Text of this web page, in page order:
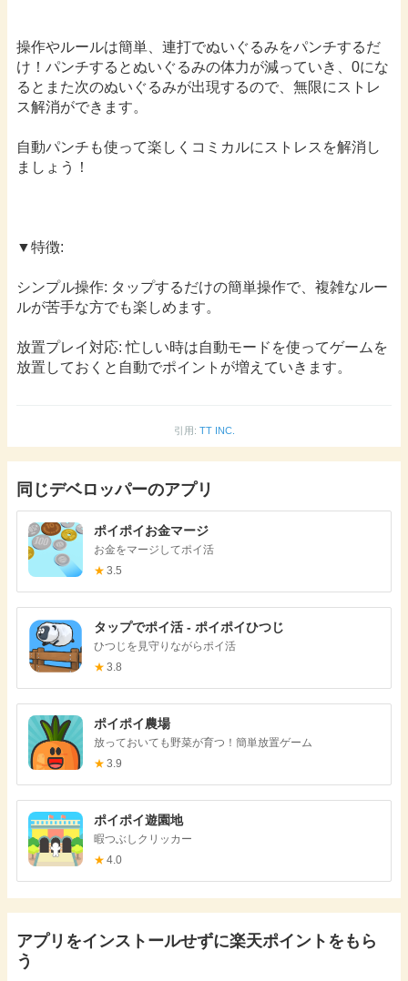
操作やルールは簡単、連打でぬいぐるみをパンチするだ
け！パンチするとぬいぐるみの体力が減っていき、0にな
るとまた次のぬいぐるみが出現するので、無限にストレ
ス解消ができます。
自動パンチも使って楽しくコミカルにストレスを解消し
ましょう！
▼特徴:
シンプル操作: タップするだけの簡単操作で、複雑なルー
ルが苦手な方でも楽しめます。
放置プレイ対応: 忙しい時は自動モードを使ってゲームを
放置しておくと自動でポイントが増えていきます。
引用: TT INC.
同じデベロッパーのアプリ
ポイポイお金マージ
お金をマージしてポイ活
★ 3.5
タップでポイ活 - ポイポイひつじ
ひつじを見守りながらポイ活
★ 3.8
ポイポイ農場
放っておいても野菜が育つ！簡単放置ゲーム
★ 3.9
ポイポイ遊園地
暇つぶしクリッカー
★ 4.0
アプリをインストールせずに楽天ポイントをもら
う